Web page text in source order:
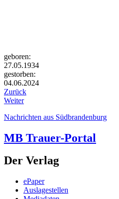
geboren:
27.05.1934
gestorben:
04.06.2024
Zurück
Weiter
Nachrichten aus Südbrandenburg
MB Trauer-Portal
Der Verlag
ePaper
Auslagestellen